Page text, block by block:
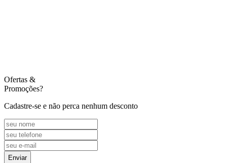
Ofertas &
Promoções?
Cadastre-se e não perca nenhum desconto
Enviar